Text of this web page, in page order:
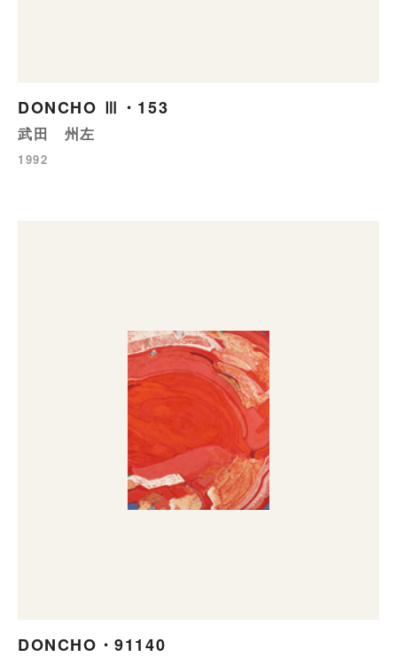
DONCHO Ⅲ・153
武田 州左
1992
DONCHO・91140